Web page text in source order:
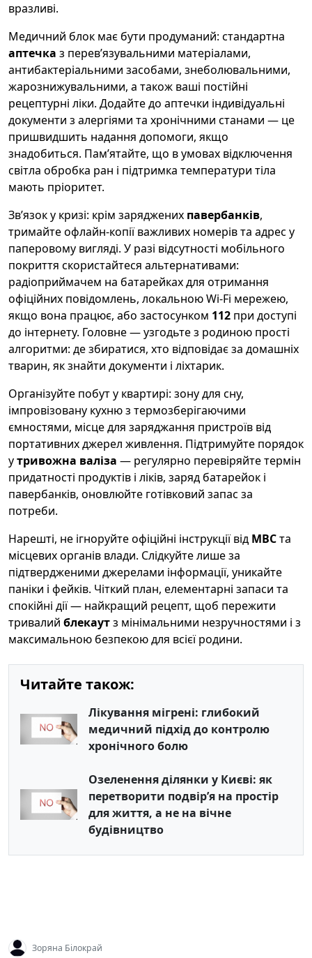
вразливі.
Медичний блок має бути продуманий: стандартна
аптечка з перевʼязувальними матеріалами,
антибактеріальними засобами, знеболювальними,
жарознижувальними, а також ваші постійні
рецептурні ліки. Додайте до аптечки індивідуальні
документи з алергіями та хронічними станами — це
пришвидшить надання допомоги, якщо
знадобиться. Памʼятайте, що в умовах відключення
світла обробка ран і підтримка температури тіла
мають пріоритет.
Звʼязок у кризі: крім заряджених павербанків,
тримайте офлайн-копії важливих номерів та адрес у
паперовому вигляді. У разі відсутності мобільного
покриття скористайтеся альтернативами:
радіоприймачем на батарейках для отримання
офіційних повідомлень, локальною Wi‑Fi мережею,
якщо вона працює, або застосунком 112 при доступі
до інтернету. Головне — узгодьте з родиною прості
алгоритми: де збиратися, хто відповідає за домашніх
тварин, як знайти документи і ліхтарик.
Організуйте побут у квартирі: зону для сну,
імпровізовану кухню з термозберігаючими
ємностями, місце для заряджання пристроїв від
портативних джерел живлення. Підтримуйте порядок
утривожна валіза — регулярно перевіряйте термін
придатності продуктів і ліків, заряд батарейок і
павербанків, оновлюйте готівковий запас за
потреби.
Нарешті, не ігноруйте офіційні інструкції від МВСта
місцевих органів влади. Слідкуйте лише за
підтвердженими джерелами інформації, уникайте
паніки і фейків. Чіткий план, елементарні запаси та
спокійні дії — найкращий рецепт, щоб пережити
тривалий блекаутз мінімальними незручностями і з
максимальною безпекою для всієї родини.
Читайте також:
Лікування мігрені: глибокий
медичний підхід до контролю
хронічного болю
Озеленення ділянки у Києві: як
перетворити подвір’я на простір
для життя, а не на вічне
будівництво
Зоряна Білокрай